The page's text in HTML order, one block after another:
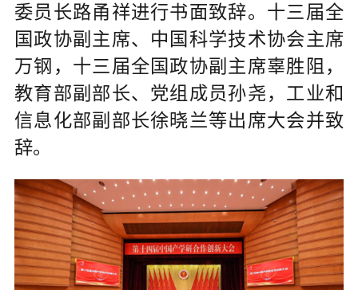
委员长路甬祥进行书面致辞。十三届全
国政协副主席、中国科学技术协会主席
万钢，十三届全国政协副主席辜胜阻，
教育部副部长、党组成员孙尧，工业和
信息化部副部长徐晓兰等出席大会并致
辞。